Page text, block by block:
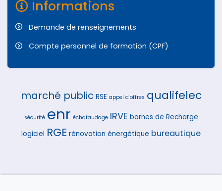
Informations
Demande de renseignements
Compte personnel de formation (CPF)
marché public RSE appel d'offres qualifelec
sécurité enr échafaudage IRVE bornes de Recharge
logiciel RGE rénovation énergétique bureautique